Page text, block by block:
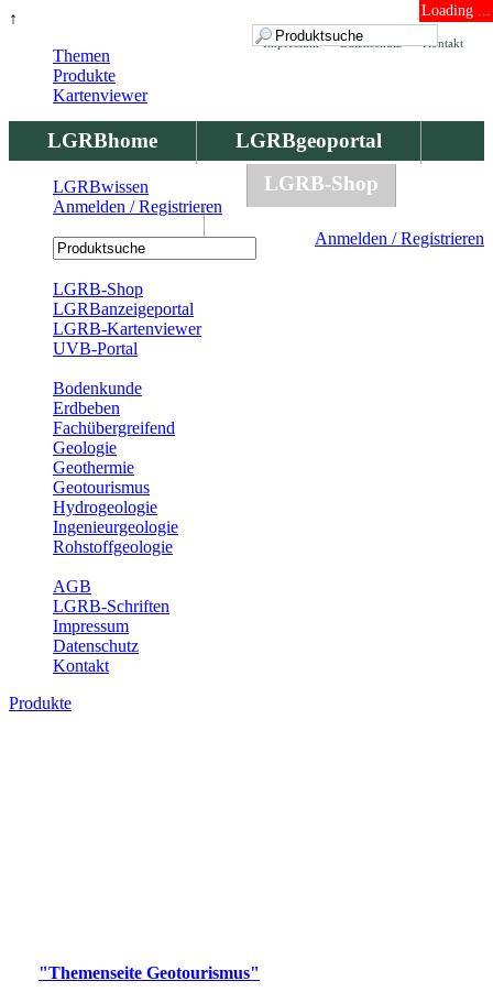
↑ Loading ...
Kontakt
Datenschutz
Impressum
LGRBhome
LGRBgeoportal
LGRBbohrungen
LGRB-Shop
Anmelden / Registrieren
Themen
Produkte
Kartenviewer
LGRBwissen
Anmelden / Registrieren
LGRB-Shop
LGRBanzeigeportal
LGRB-Kartenviewer
UVB-Portal
Bodenkunde
Erdbeben
Fachübergreifend
Geologie
Geothermie
Geotourismus
Hydrogeologie
Ingenieurgeologie
Rohstoffgeologie
AGB
LGRB-Schriften
Impressum
Datenschutz
Kontakt
Produkte
"Themenseite Geotourismus"